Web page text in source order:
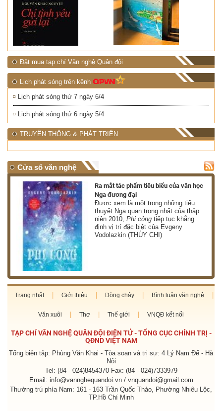
Đặt mua tạp chí Văn nghệ Quân đội
Lịch phát sóng trên kênh
Lịch phát sóng thứ 7 ngày 6/4
Lịch phát sóng thứ 6 ngày 5/4
TRUYỀN THÔNG & PHÁT TRIỂN
Cửa sổ văn nghệ
Ra mắt tác phẩm tiêu biểu của văn học
Nga đương đại
Được xem là một trong những tiểu
thuyết Nga quan trọng nhất của thập
niên 2010,Phi công tiếp tục khẳng
định vị trí đặc biệt của Evgeny
Vodolazkin (THÙY CHI)
Trang nhất Giới thiệu Dòng chảy Bình luận văn nghệ
Văn xuôi Thơ Thế giới VNQĐ kết nối
TẠP CHÍ VĂN NGHỆ QUÂN ĐỘI ĐIỆN TỬ - TỔNG CỤC CHÍNH TRỊ -
QĐND VIỆT NAM
Tổng biên tập: Phùng Văn Khai - Tòa soạn và trị sự: 4 Lý Nam Đế - Hà
Nội
Tel: (84 - 024)8454370 Fax: (84 - 024)7333979
Email: info@vannghequandoi.vn / vnquandoi@gmail.com
Thường trú phía Nam: 161 - 163 Trần Quốc Thảo, Phường Nhiêu Lộc,
TP.Hồ Chí Minh